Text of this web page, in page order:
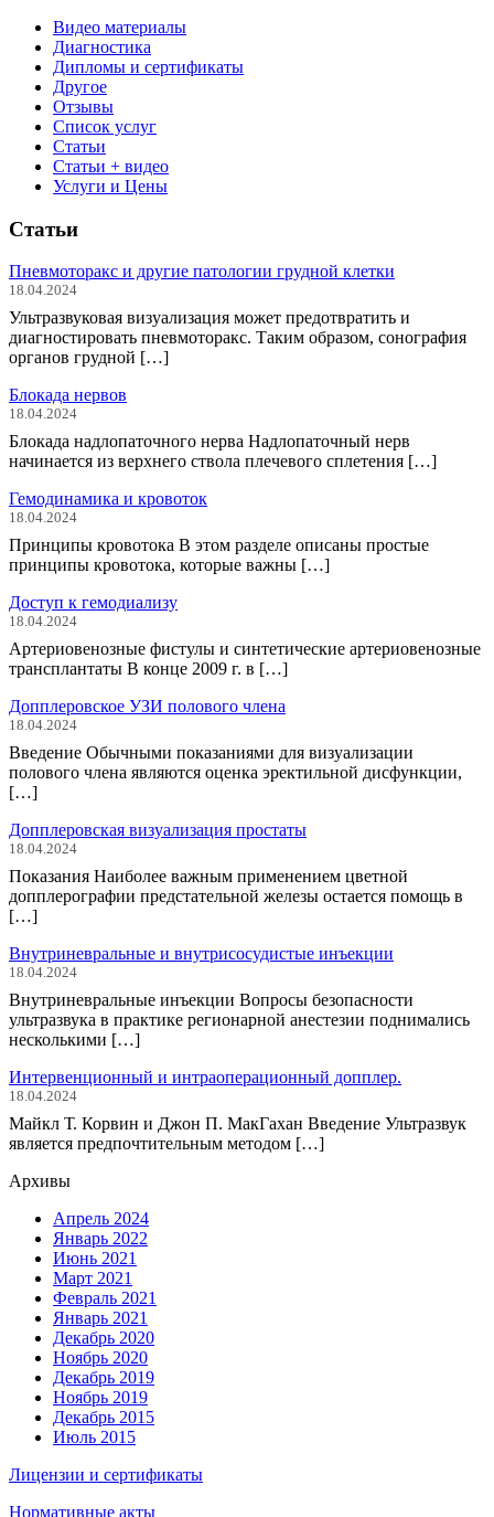
Видео материалы
Диагностика
Дипломы и сертификаты
Другое
Отзывы
Список услуг
Статьи
Статьи + видео
Услуги и Цены
Статьи
Пневмоторакс и другие патологии грудной клетки
18.04.2024
Ультразвуковая визуализация может предотвратить и
диагностировать пневмоторакс. Таким образом, сонография
органов грудной […]
Блокада нервов
18.04.2024
Блокада надлопаточного нерва Надлопаточный нерв
начинается из верхнего ствола плечевого сплетения […]
Гемодинамика и кровоток
18.04.2024
Принципы кровотока В этом разделе описаны простые
принципы кровотока, которые важны […]
Доступ к гемодиализу
18.04.2024
Артериовенозные фистулы и синтетические артериовенозные
трансплантаты В конце 2009 г. в […]
Допплеровское УЗИ полового члена
18.04.2024
Введение Обычными показаниями для визуализации
полового члена являются оценка эректильной дисфункции,
[…]
Допплеровская визуализация простаты
18.04.2024
Показания Наиболее важным применением цветной
допплерографии предстательной железы остается помощь в
[…]
Внутриневральные и внутрисосудистые инъекции
18.04.2024
Внутриневральные инъекции Вопросы безопасности
ультразвука в практике регионарной анестезии поднимались
несколькими […]
Интервенционный и интраоперационный допплер.
18.04.2024
Майкл Т. Корвин и Джон П. МакГахан Введение Ультразвук
является предпочтительным методом […]
Архивы
Апрель 2024
Январь 2022
Июнь 2021
Март 2021
Февраль 2021
Январь 2021
Декабрь 2020
Ноябрь 2020
Декабрь 2019
Ноябрь 2019
Декабрь 2015
Июль 2015
Лицензии и сертификаты
Нормативные акты